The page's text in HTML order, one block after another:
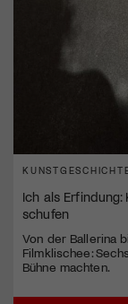
Ich als Erfindung:
schufen
Von der Ballerina
Filmklischee:
Bühne machten.